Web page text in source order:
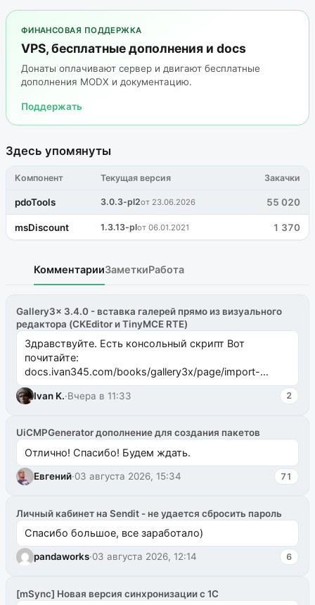
ФИНАНСОВАЯ ПОДДЕРЖКА
VPS, бесплатные дополнения и docs
Донаты оплачивают сервер и двигают бесплатные
дополнения MODX и документацию.
Поддержать
Здесь упомянуты
Компонент Текущая версия Закачки
pdoTools 3.0.3-pl2от 23.06.2026 55 020
msDiscount 1.3.13-plот 06.01.2021 1 370
КомментарииЗаметкиРабота
Gallery3x 3.4.0 - вставка галерей прямо из визуального
редактора (CKEditor и TinyMCE RTE)
Здравствуйте. Есть консольный скрипт Вот
почитайте:
docs.ivan345.com/books/gallery3x/page/import-
ms2galleryphp
Ivan K.·Вчера в 11:33 2
UiCMPGenerator дополнение для создания пакетов
Отлично! Спасибо! Будем ждать.
Евгений·03 августа 2026, 15:34 71
Личный кабинет на Sendit - не удается сбросить пароль
Спасибо большое, все заработало)
pandaworks·03 августа 2026, 12:14 6
[mSync] Новая версия синхронизации с 1С